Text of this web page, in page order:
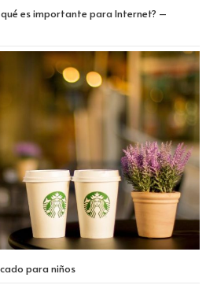
qué es importante para Internet? –
para niños